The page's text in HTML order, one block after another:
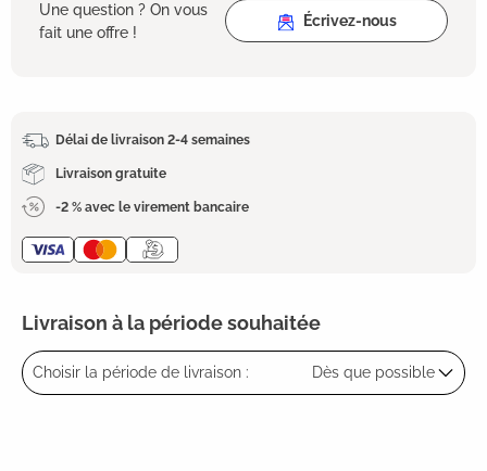
Une question ? On vous
fait une offre !
Écrivez-nous
Délai de livraison 2-4 semaines
Livraison gratuite
-2 % avec le virement bancaire
Livraison à la période souhaitée
Choisir la période de livraison : Dès que possible